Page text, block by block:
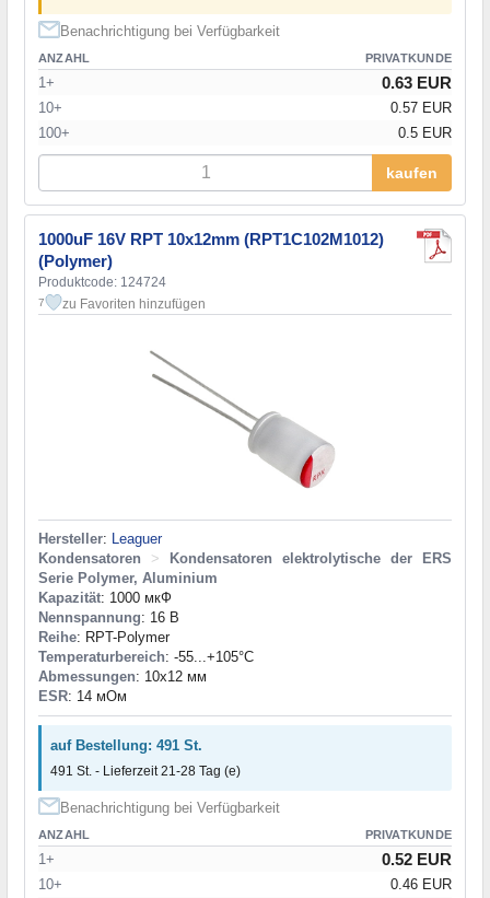
Benachrichtigung bei Verfügbarkeit
ANZAHL PRIVATKUNDE
1+ 0.63 EUR
10+
0.57 EUR
100+
0.5 EUR
kaufen
1000uF 16V RPT 10x12mm (RPT1C102M1012)
(Polymer)
Produktcode: 124724
7 zu Favoriten hinzufügen
Hersteller: Leaguer
Kondensatoren
>
Kondensatoren elektrolytische der ERS
Serie Polymer, Aluminium
Kapazität: 1000 мкФ
Nennspannung: 16 В
Reihe: RPT-Polymer
Temperaturbereich: -55...+105°С
Abmessungen: 10x12 мм
ESR: 14 мОм
auf Bestellung: 491 St.
491 St. - Lieferzeit 21-28 Tag (e)
Benachrichtigung bei Verfügbarkeit
ANZAHL PRIVATKUNDE
1+ 0.52 EUR
10+ 0.46 EUR